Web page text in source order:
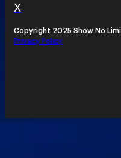
X
Copyright 2025 Show No
Privacy Policy